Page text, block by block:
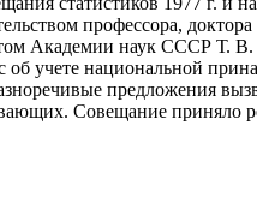
профессора,
Академии наук СССР
учете национальной
предложения
Совещание приняло